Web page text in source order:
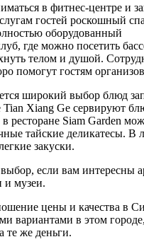
в фитнес-центре и
гостей роскошный
оборудованный
где можно посетить
телом и душой.
помогут гостям
широкий выбор блюд
Tian Xiang Ge сервируют
ресторане Siam Garden
тайские деликатесы. В
закуски.
если вам интересны
и музеи.
цены и качества в
вариантами в этом
те же деньги.